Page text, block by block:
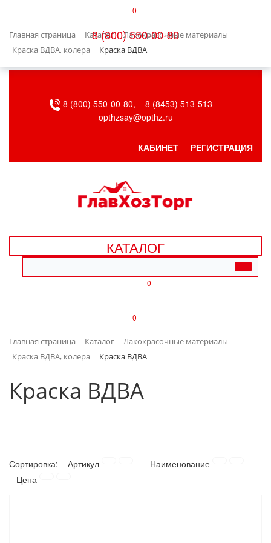
0
8 (800) 550-00-80
Главная страница Каталог
Лакокрасочные материалы
Краска ВДВА, колера
Краска ВДВА
БЫТОВАЯ ТЕХНИКА
ВЕНТИЛЯЦИЯ
ДАЧА, САД И ОГОРОД
ДЕТСКИЕ ТОВАРЫ
ИНТЕРЬЕР
ЛАКОКРАСОЧНЫЕ МАТЕРИАЛЫ
8 (800) 550-00-80,
8 (8453) 513-513
opthzsay@opthz.ru
КАБИНЕТ РЕГИСТРАЦИЯ
КАТАЛОГ
0
0
Главная страница Каталог
Лакокрасочные материалы
Краска ВДВА, колера
Краска ВДВА
Краска ВДВА
Сортировка: Артикул
Наименование
Цена